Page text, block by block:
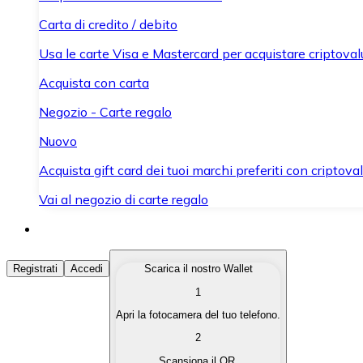
Carta di credito / debito
Usa le carte Visa e Mastercard per acquistare
Acquista con carta
Negozio - Carte regalo
Nuovo
Acquista gift card dei tuoi marchi preferiti con
Vai al negozio di carte regalo
Acquista Criptovalute
Acquista le criptovalute che ti interessano in modo
Converti le tue criptovalute in valuta fiat quando ne hai
Registrati Accedi
Scarica il nostro Wallet
1
Apri la fotocamera del tuo telefono.
2